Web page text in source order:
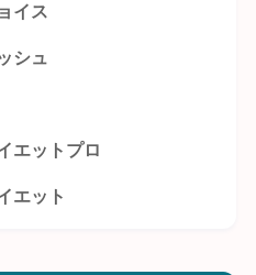
イス
シュ
エットプロ
エット